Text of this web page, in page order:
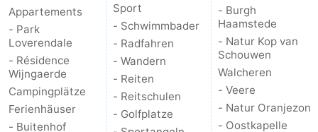
Mantelingen
Zoutelande
Natur
Walcherse
Dishoek
-
Vlissingen
Appartements
- Park
Loverendale
- Résidence
Wijngaerde
Campingplätze
Ferienhäuser
- Buitenhof
Sport
- Schwimmbader
- Radfahren
- Wandern
- Reiten
- Reitschulen
- Golfplatze
- Burgh
Haamstede
- Natur Kop van
Schouwen
Walcheren
- Veere
- Natur Oranjezon
- Oostkapelle